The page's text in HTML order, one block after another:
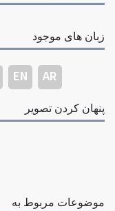
زبان های موجود
AR
EN
پنهان کردن تصویر
موضوعات مربوط به